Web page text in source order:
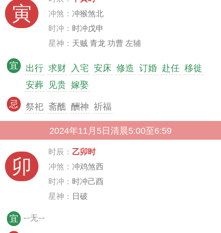
寅
冲煞： 冲猴煞北
时冲： 时冲戊申
星神： 天贼 青龙 功曹 左辅
宜 出行 求财 入宅 安床 修造 订婚 赴任 移徙
安葬
见贵 嫁娶
忌 祭祀 斋醮 酬神 祈福
2024年11月5日清晨5:00至6:59
卯
时辰： 乙卯时
冲煞： 冲鸡煞西
时冲： 时冲己酉
星神： 日破
宜 --无--